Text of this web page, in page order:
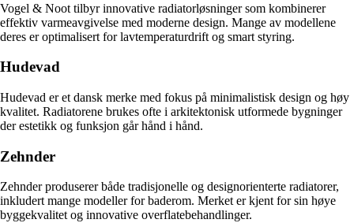
Vogel & Noot tilbyr innovative radiatorløsninger som kombinerer
effektiv varmeavgivelse med moderne design. Mange av modellene
deres er optimalisert for lavtemperaturdrift og smart styring.
Hudevad
Hudevad er et dansk merke med fokus på minimalistisk design og høy
kvalitet. Radiatorene brukes ofte i arkitektonisk utformede bygninger
der estetikk og funksjon går hånd i hånd.
Zehnder
Zehnder produserer både tradisjonelle og designorienterte radiatorer,
inkludert mange modeller for baderom. Merket er kjent for sin høye
byggekvalitet og innovative overflatebehandlinger.